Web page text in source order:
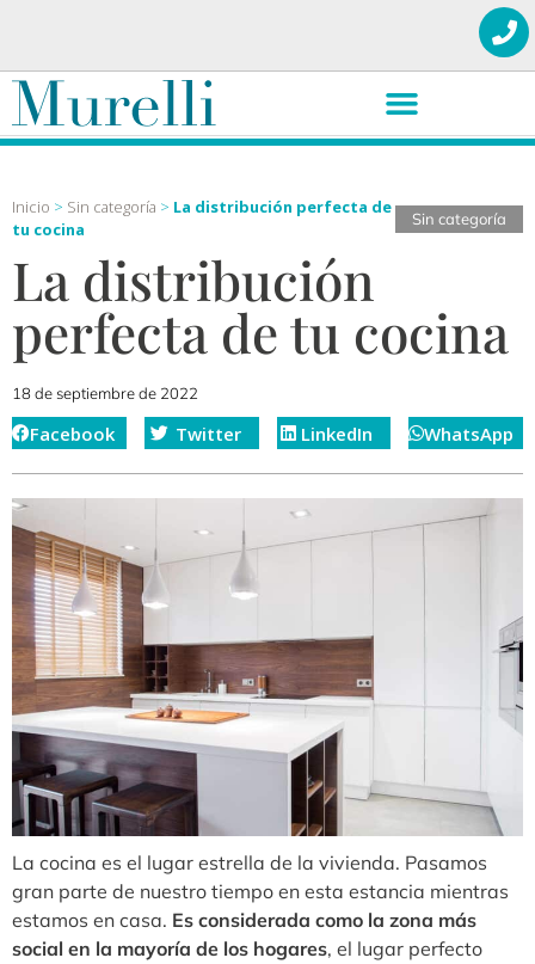
Inicio > Sin categoría > La distribución perfecta de
tu cocina
Sin categoría
La distribución
perfecta de tu cocina
18 de septiembre de 2022
Facebook Twitter LinkedIn WhatsApp
La cocina es el lugar estrella de la vivienda. Pasamos
gran parte de nuestro tiempo en esta estancia mientras
estamos en casa. Es considerada como la zona más
social en la mayoría de los hogares, el lugar perfecto